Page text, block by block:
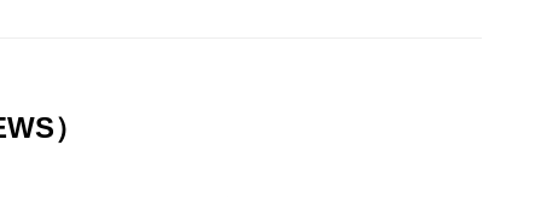
）